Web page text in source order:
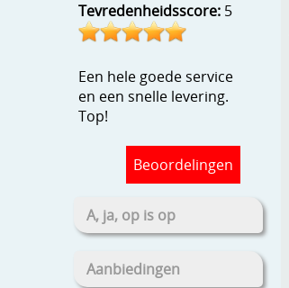
Tevredenheidsscore: 5
Een hele goede service
en een snelle levering.
Top!
Beoordelingen
A, ja, op is op
Aanbiedingen